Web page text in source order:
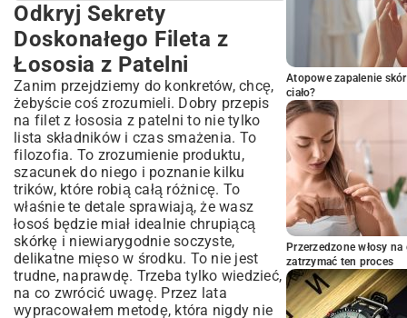
Odkryj Sekrety Doskonałego Fileta z
Łososia z Patelni
Wybór i Przygotowanie Idealnego Fileta
Łososia
Jak Wybrać Świeżego Łososia?
Kluczowe Kroki w Przygotowaniu Fileta
Sekrety Marynat i Przypraw do Łososia
Smażenie Łososia na Patelni Krok po
Kroku
Jaka Patelnia Najlepsza do Łososia?
Temperatura i Czas Smażenia: Perfekcyjny
Łosoś
Jak Uzyskać Chrupiącą Skórkę i Soczyste
Mięso?
Idealne Dodatki do Łososia z Patelni
Proste Warzywa Smażone do Łososia
Odkryj Sekrety
Doskonałego Fileta z
Łososia z Patelni
Zanim przejdziemy do konkretów, chcę,
żebyście coś zrozumieli. Dobry przepis
na filet z łososia z patelni to nie tylko
lista składników i czas smażenia. To
filozofia. To zrozumienie produktu,
szacunek do niego i poznanie kilku
trików, które robią całą różnicę. To
właśnie te detale sprawiają, że wasz
łosoś będzie miał idealnie chrupiącą
skórkę i niewiarygodnie soczyste,
delikatne mięso w środku. To nie jest
trudne, naprawdę. Trzeba tylko wiedzieć,
na co zwrócić uwagę. Przez lata
wypracowałem metodę, która nigdy nie
Atopowe zapalenie
ciało?
Przerzedzone włosy
zatrzymać ten proces